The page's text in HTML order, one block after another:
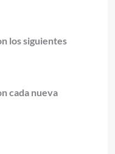
los siguientes
cada nueva